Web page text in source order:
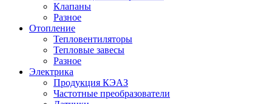
Клапаны
Разное
Отопление
Тепловентиляторы
Тепловые завесы
Разное
Электрика
Продукция КЭАЗ
Частотные преобразователи